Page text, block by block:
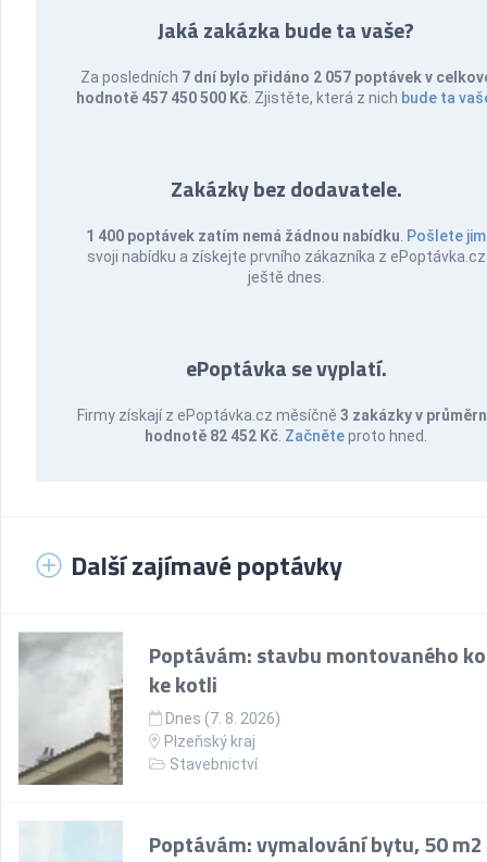
Jaká zakázka bude ta vaše?
Za posledních 7 dní bylo přidáno 2 057 poptávek v
hodnotě 457 450 500 Kč . Zjistěte, která z nich bude ta
Zakázky bez dodavatele.
1 400 poptávek zatím nemá žádnou nabídku Pošlete jim
svoji nabídku a získejte prvního zákazníka z ePoptávka.cz
ještě dnes.
ePoptávka se vyplatí.
Firmy získají z ePoptávka.cz měsíčně 3 zakázky v
hodnotě 82 452 Kč Začněteproto hned.
Další zajímavé poptávky
Poptávám: stavbu montovaného
ke kotli
Dnes (7. 8. 2026)
Plzeňský kraj
Stavebnictví
Poptávám: vymalování bytu, 50 m2